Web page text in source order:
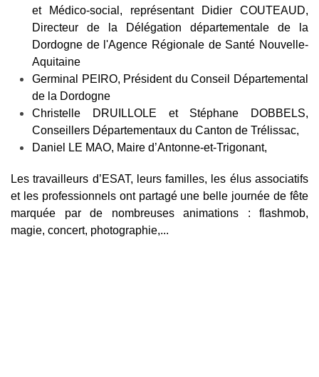
et Médico-social, représentant Didier COUTEAUD,
Directeur de la Délégation départementale de la
Dordogne de l'Agence Régionale de Santé Nouvelle-
Aquitaine
Germinal PEIRO, Président du Conseil Départemental
de la Dordogne
Christelle DRUILLOLE et Stéphane DOBBELS,
Conseillers Départementaux du Canton de Trélissac,
Daniel LE MAO, Maire d’Antonne-et-Trigonant,
Les travailleurs d’ESAT, leurs familles, les élus associatifs
et les professionnels ont partagé une belle journée de fête
marquée par de nombreuses animations : flashmob,
magie, concert, photographie,...